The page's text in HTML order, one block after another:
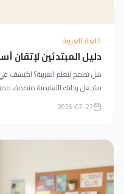
اللغة العربية
دليل المبتدئين لإتقان
هل تطمح لتعلم العربية؟ اكتشف في
ستجعل رحلتك التعليمية منظمة،
2026-07-27